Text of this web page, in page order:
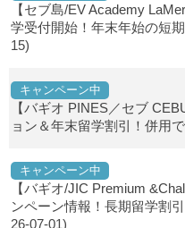
【セブ島/EV Academy
学受付開始！年末年始の短
15)
キャンペーン中
【バギオ PINES／セブ
ョン＆年末留学割引！併用
キャンペーン中
【バギオ/JIC Premium
ンペーン情報！長期留学割
26-07-01)